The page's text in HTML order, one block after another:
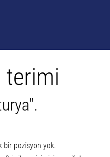
terimi
bir pozisyon yok.